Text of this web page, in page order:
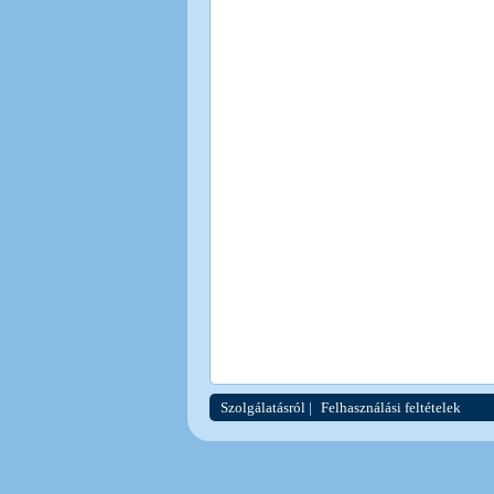
Szolgálatásról | Felhasználási feltételek